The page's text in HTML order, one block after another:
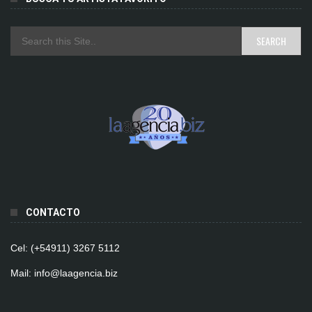
CONTACTO
Cel: (+54911) 3267 5112
Mail: info@laagencia.biz